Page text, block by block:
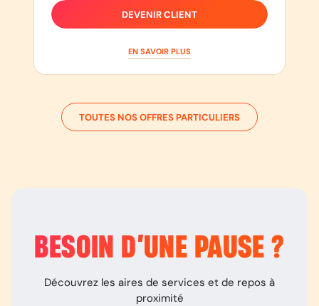
DEVENIR CLIENT
EN SAVOIR PLUS
TOUTES NOS OFFRES PARTICULIERS
BESOIN D’UNE PAUSE ?
Découvrez les aires de services et de repos à
proximité